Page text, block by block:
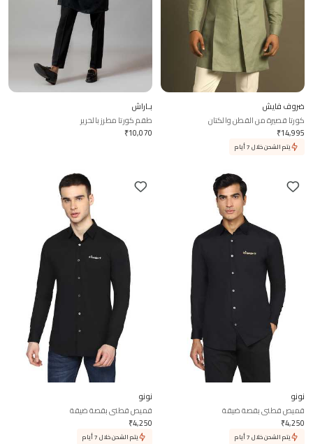
ضروف فايش
كورتا قصيرة من القطن والكتان
₹14,995
يتم الشحن خلال 7 أيام
بـاراش
طقم كورتا مطرز بالحرير
₹10,070
نونو
قميص قطني بقصة ضيقة
₹4,250
يتم الشحن خلال 7 أيام
نونو
قميص قطني بقصة ضيقة
₹4,250
يتم الشحن خلال 7 أيام